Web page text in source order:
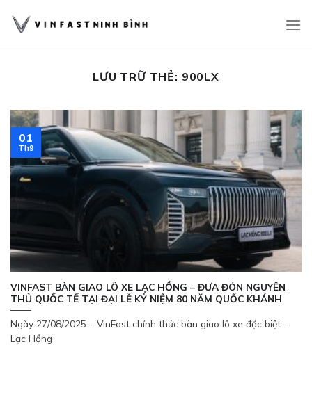
qua
LƯU TRỮ THẺ: 900LX
VINFAST BÀN GIAO LÔ XE LẠC HỒNG – ĐƯA ĐÓN NGUYÊN
THỦ QUỐC TẾ TẠI ĐẠI LỄ KỶ NIỆM 80 NĂM QUỐC KHÁNH
Ngày 27/08/2025 – VinFast chính thức bàn giao lô xe đặc biệt –
Lạc Hồng
01
Th9